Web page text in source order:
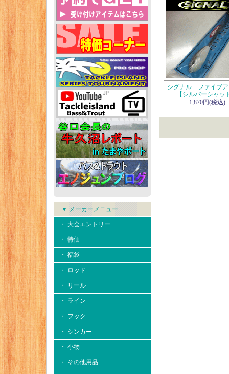
▼ メーカーメニュー
・ 大会エントリー
・ 特価
・ 福袋
・ ロッド
・ リール
・ ライン
・ フック
・ シンカー
・ 小物
・ その他用品
シグナル ファイブア
【シルバーシャッ
1,870円(税込)